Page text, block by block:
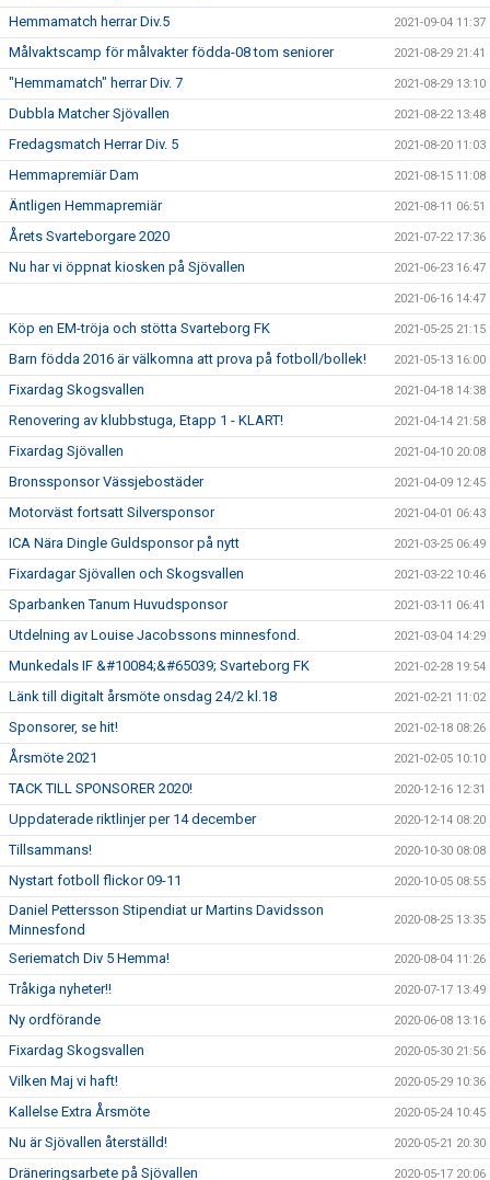
Hemmamatch herrar Div.5 2021-09-04 11:37
Målvaktscamp för målvakter födda-08 tom seniorer 2021-08-29 21:41
"Hemmamatch" herrar Div. 7 2021-08-29 13:10
Dubbla Matcher Sjövallen 2021-08-22 13:48
Fredagsmatch Herrar Div. 5 2021-08-20 11:03
Hemmapremiär Dam 2021-08-15 11:08
Äntligen Hemmapremiär 2021-08-11 06:51
Årets Svarteborgare 2020 2021-07-22 17:36
Nu har vi öppnat kiosken på Sjövallen 2021-06-23 16:47
2021-06-16 14:47
Köp en EM-tröja och stötta Svarteborg FK 2021-05-25 21:15
Barn födda 2016 är välkomna att prova på fotboll/bollek! 2021-05-13 16:00
Fixardag Skogsvallen 2021-04-18 14:38
Renovering av klubbstuga, Etapp 1 - KLART! 2021-04-14 21:58
Fixardag Sjövallen 2021-04-10 20:08
Bronssponsor Vässjebostäder 2021-04-09 12:45
Motorväst fortsatt Silversponsor 2021-04-01 06:43
ICA Nära Dingle Guldsponsor på nytt 2021-03-25 06:49
Fixardagar Sjövallen och Skogsvallen 2021-03-22 10:46
Sparbanken Tanum Huvudsponsor 2021-03-11 06:41
Utdelning av Louise Jacobssons minnesfond. 2021-03-04 14:29
Munkedals IF &#10084;&#65039; Svarteborg FK 2021-02-28 19:54
Länk till digitalt årsmöte onsdag 24/2 kl.18 2021-02-21 11:02
Sponsorer, se hit! 2021-02-18 08:26
Årsmöte 2021 2021-02-05 10:10
TACK TILL SPONSORER 2020! 2020-12-16 12:31
Uppdaterade riktlinjer per 14 december 2020-12-14 08:20
Tillsammans! 2020-10-30 08:08
Nystart fotboll flickor 09-11 2020-10-05 08:55
Daniel Pettersson Stipendiat ur Martins Davidsson
Minnesfond
2020-08-25 13:35
Seriematch Div 5 Hemma! 2020-08-04 11:26
Tråkiga nyheter!! 2020-07-17 13:49
Ny ordförande 2020-06-08 13:16
Fixardag Skogsvallen 2020-05-30 21:56
Vilken Maj vi haft! 2020-05-29 10:36
Kallelse Extra Årsmöte 2020-05-24 10:45
Nu är Sjövallen återställd! 2020-05-21 20:30
Dräneringsarbete på Sjövallen 2020-05-17 20:06